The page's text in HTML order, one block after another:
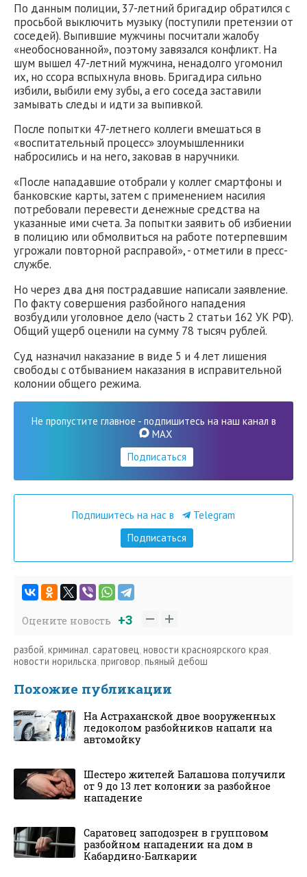
По данным полиции, 37-летний бригадир обратился с
просьбой выключить музыку (поступили претензии от
соседей). Выпившие мужчины посчитали жалобу
«необоснованной», поэтому завязался конфликт. На
шум вышел 47-летний мужчина, ненадолго угомонил
их, но ссора вспыхнула вновь. Бригадира сильно
избили, выбили ему зубы, а его соседа заставили
замывать следы и идти за выпивкой.
После попытки 47-летнего коллеги вмешаться в
«воспитательный процесс» злоумышленники
набросились и на него, заковав в наручники.
«После нападавшие отобрали у коллег смартфоны и
банковские карты, затем с применением насилия
потребовали перевести денежные средства на
указанные ими счета. За попытки заявить об избиении
в полицию или обмолвиться на работе потерпевшим
угрожали повторной расправой», - отметили в пресс-
службе.
Но через два дня пострадавшие написали заявление.
По факту совершения разбойного нападения
возбудили уголовное дело (часть 2 статьи 162 УК РФ).
Общий ущерб оценили на сумму 78 тысяч рублей.
Суд назначил наказание в виде 5 и 4 лет лишения
свободы с отбыванием наказания в исправительной
колонии общего режима.
Не пропустите главное - подпишитесь на наш канал в
MAX
Подписаться
Подпишитесь на нас в
Telegram
Подписаться
Оцените новость +3
разбой,криминал, саратовец,новости красноярского края,
новости норильска,приговор,пьяный дебош
Похожие публикации
На Астраханской двое вооруженных
ледоколом разбойников напали на
автомойку
Шестеро жителей Балашова получили
от 9 до 13 лет колонии за разбойное
нападение
Саратовец заподозрен в групповом
разбойном нападении на дом в
Кабардино-Балкарии